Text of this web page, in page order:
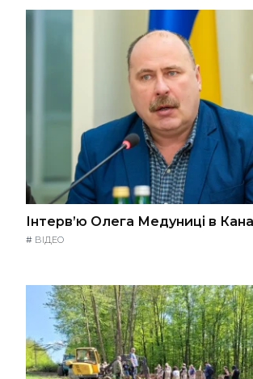
Інтерв’ю Олега Медуниці в
# ВІДЕО